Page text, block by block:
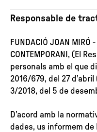
NL
PT
Responsable de
FUNDACIÓ JOAN MIRÓ -
CONTEMPORANI, (El
personals amb el que
2016/679, del 27 d’abril
3/2018, del 5 de
D’acord amb la
dades, us informem de